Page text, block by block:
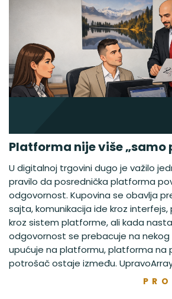
Platforma nije više „samo
U digitalnoj trgovini dugo je važilo
pravilo da posrednička platforma
odgovornost. Kupovina se obavlja
sajta, komunikacija ide kroz
kroz sistem platforme, ali kada
odgovornost se prebacuje na
upućuje na platformu, platforma na
potrošač ostaje između.